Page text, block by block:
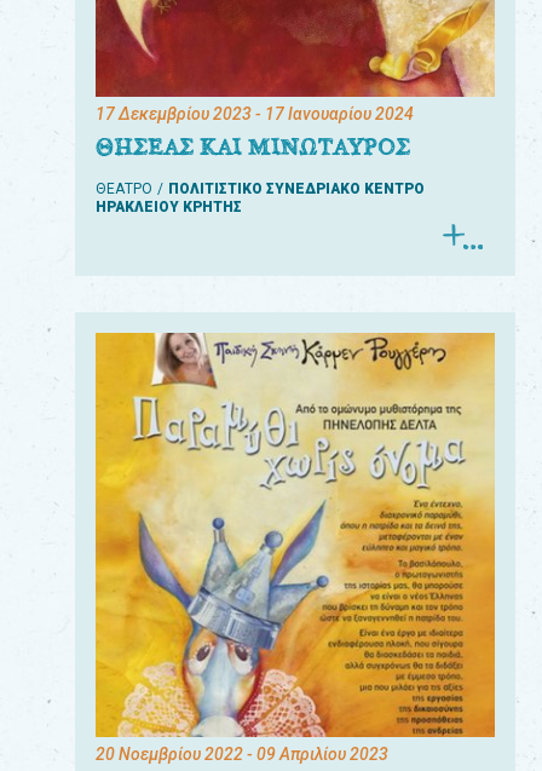
17 Δεκεμβρίου 2023- 17 Ιανουαρίου 2024
ΘΗΣΕΑΣ ΚΑΙ ΜΙΝΩΤΑΥΡΟΣ
ΘΕΑΤΡΟ
ΠΟΛΙΤΙΣΤΙΚΟ ΣΥΝΕΔΡΙΑΚΟ ΚΕΝΤΡΟ
ΗΡΑΚΛΕΙΟΥ ΚΡΗΤΗΣ
20 Νοεμβρίου 2022- 09 Απριλίου 2023